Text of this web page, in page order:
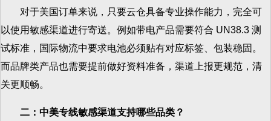
对于美国订单来说，只要云仓具备专业操作能力，完全可
以使用敏感渠道进行寄送。例如带电产品需要符合 UN38.3 测
试标准，国际物流中要求电池必须贴有对应标签、包装稳固。
而品牌类产品也需要提前做好资料准备，渠道上报更规范，清
关更顺畅。
二：中美专线敏感渠道支持哪些品类？